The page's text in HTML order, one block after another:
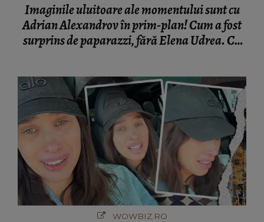
Imaginile uluitoare ale momentului sunt cu
Adrian Alexandrov în prim-plan! Cum a fost
surprins de paparazzi, fără Elena Udrea. Cu
WOWBIZ.RO